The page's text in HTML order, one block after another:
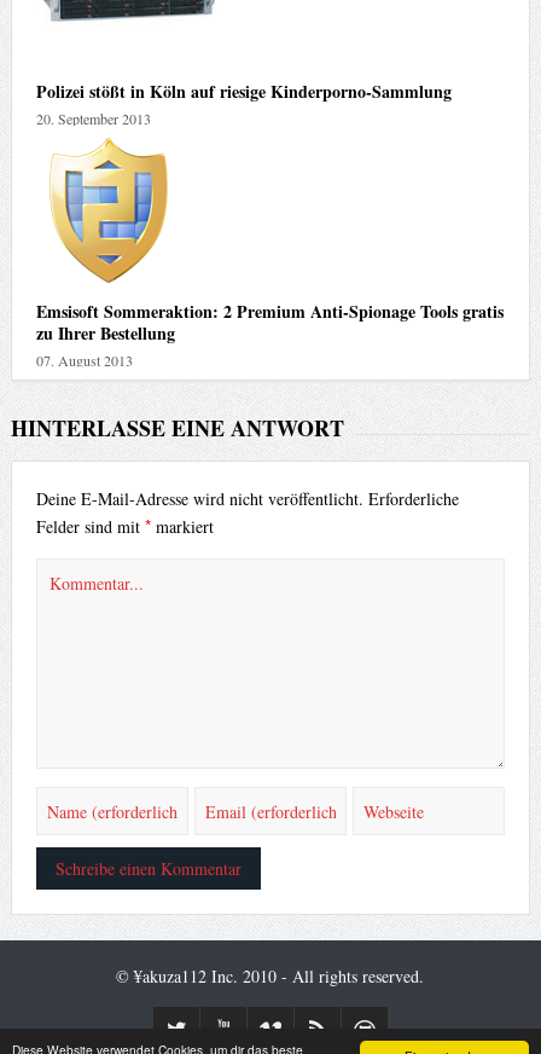
Diese Website verwendet Cookies, um dir das beste
Polizei stößt in Köln auf riesige Kinderporno-Sammlung
20. September 2013
Emsisoft Sommeraktion: 2 Premium Anti-Spionage Tools gratis
zu Ihrer Bestellung
07. August 2013
HINTERLASSE EINE ANTWORT
Deine E-Mail-Adresse wird nicht veröffentlicht. Erforderliche
Felder sind mit *markiert
© ¥akuza112 Inc. 2010 - All rights reserved.